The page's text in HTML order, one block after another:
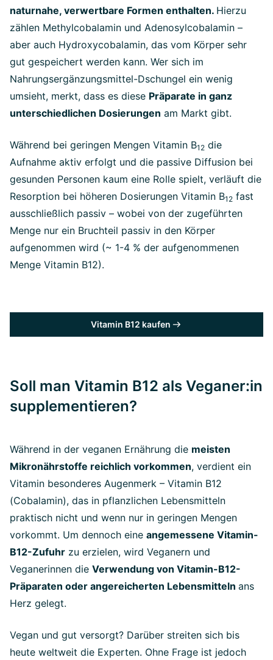
naturnahe, verwertbare Formen enthalten. Hierzu
zählen Methylcobalamin und Adenosylcobalamin –
aber auch Hydroxycobalamin, das vom Körper sehr
gut gespeichert werden kann. Wer sich im
Nahrungsergänzungsmittel-Dschungel ein wenig
umsieht, merkt, dass es diese Präparate in ganz
unterschiedlichen Dosierungen am Markt gibt.
Während bei geringen Mengen Vitamin B12 die
Aufnahme aktiv erfolgt und die passive Diffusion bei
gesunden Personen kaum eine Rolle spielt, verläuft die
Resorption bei höheren Dosierungen Vitamin B12 fast
ausschließlich passiv – wobei von der zugeführten
Menge nur ein Bruchteil passiv in den Körper
aufgenommen wird (~ 1-4 % der aufgenommenen
Menge Vitamin B12).
Vitamin B12 kaufen
Soll man Vitamin B12 als Veganer:in
supplementieren?
Während in der veganen Ernährung die meisten
Mikronährstoffe reichlich vorkommen, verdient ein
Vitamin besonderes Augenmerk – Vitamin B12
(Cobalamin), das in pflanzlichen Lebensmitteln
praktisch nicht und wenn nur in geringen Mengen
vorkommt. Um dennoch eine angemessene Vitamin-
B12-Zufuhr zu erzielen, wird Veganern und
Veganerinnen die Verwendung von Vitamin-B12-
Präparaten oder angereicherten Lebensmitteln ans
Herz gelegt.
Vegan und gut versorgt? Darüber streiten sich bis
heute weltweit die Experten. Ohne Frage ist jedoch